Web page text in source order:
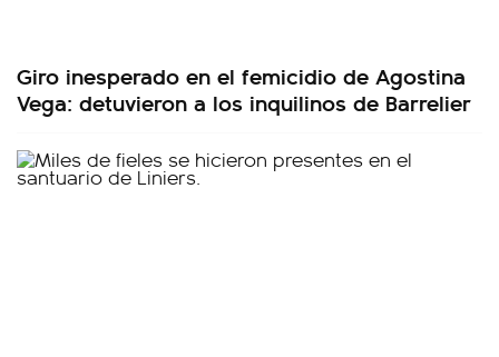
Giro inesperado en el femicidio de Agostina
Vega: detuvieron a los inquilinos de Barrelier